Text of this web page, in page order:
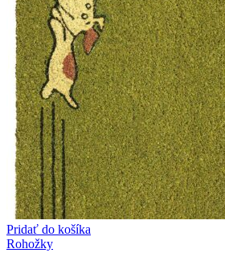
vybrať
na
stránke
produktu.
Pridať do košíka
Rohožky